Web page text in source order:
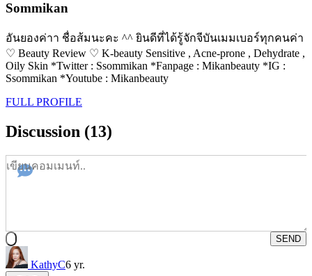
Sommikan
อันยองค่าา ชื่อส้มนะคะ ^^ ยินดีที่ได้รู้จักจีบันเมมเบอร์ทุกคนค่า
♡ Beauty Review ♡ K-beauty Sensitive , Acne-prone , Dehydrate ,
Oily Skin *Twitter : Ssommikan *Fanpage : Mikanbeauty *IG :
Ssommikan *Youtube : Mikanbeauty
FULL PROFILE
Discussion (13)
SEND
KathyC6 yr.